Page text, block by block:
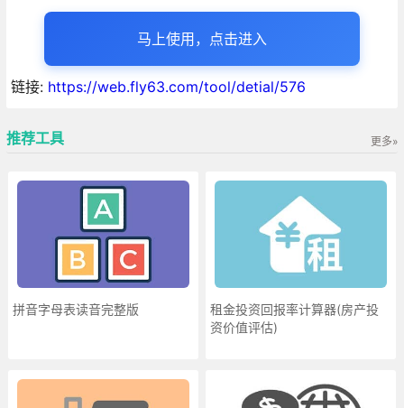
马上使用，点击进入
链接: https://web.fly63.com/tool/detial/576
推荐工具 更多»
拼音字母表读音完整版
租金投资回报率计算器(房产投
资价值评估)